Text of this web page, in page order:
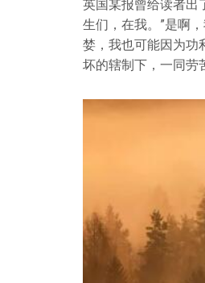
英国某报曾给读者出
生们，在我。”是啊
婪，我也可能因为功
坏的辖制下，一同劳